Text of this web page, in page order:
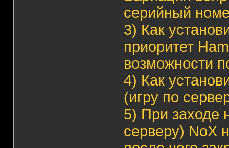
серийный
3) Как
приоритет
возможности
4) Как
(игру по
5) При заходе
серверу) NoX